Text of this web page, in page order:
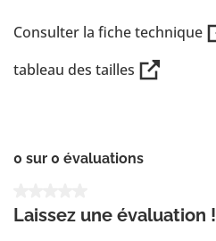
Consulter la fiche technique
tableau des tailles
0 sur 0 évaluations
Laissez une évaluation !